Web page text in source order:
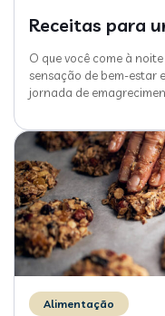
Receitas para
O que você come à
sensação de bem-estar
jornada de
Alimentação